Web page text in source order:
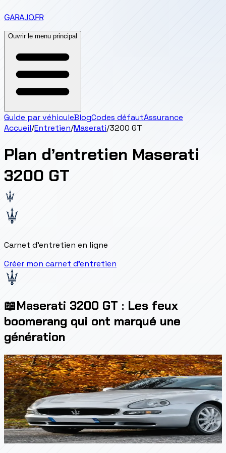
GARAJO.FR
Ouvrir le menu principal
Guide par véhiculeBlogCodes défautAssurance
Accueil/Entretien/Maserati/3200 GT
Plan d’entretien Maserati
3200 GT
Carnet d'entretien en ligne
Créer mon carnet d'entretien
📖Maserati 3200 GT : Les feux
boomerang qui ont marqué une
génération